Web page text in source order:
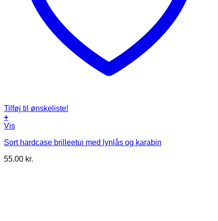
Tilføj til ønskeliste!
+
Vis
Sort hardcase brilleetui med lynlås og karabin
55.00 kr.